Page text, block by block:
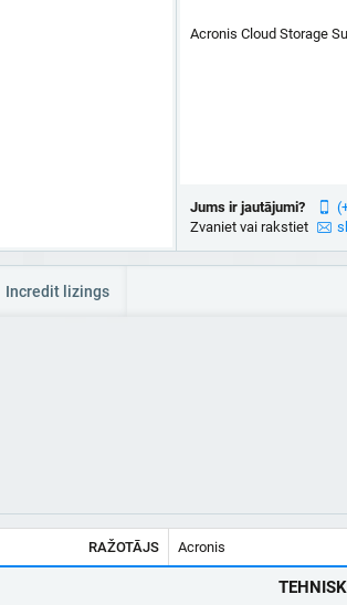
Acronis Cloud Storage
Jums ir jautājumi?
Zvaniet vai rakstiet
Incredit lizings
RAŽOTĀJS Acronis